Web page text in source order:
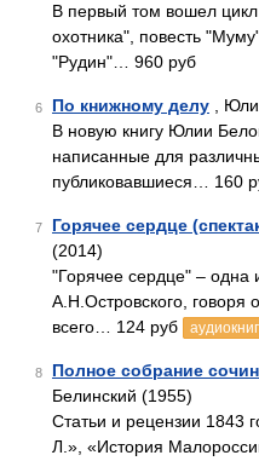
В первый том вошел цикл
охотника", повесть
"Рудин"… 960 руб
6 По книжному делу ,
В новую книгу Юлии
написанные для
публиковавшиеся… 160
7 Горячее сердце
(2014)
"Горячее сердце" – одна
А.Н.Островского, говоря
всего… 124 руб
8 Полное собрание
Белинский (1955)
Статьи и рецензии 1843
Л.», «История